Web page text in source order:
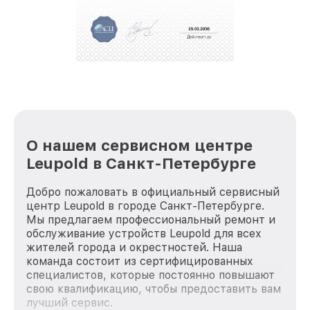
За годы своей деятельности мы получали только
положительные отзывы и обрели отличную
стараемся каждый день делать наш сервис еще
О нашем сервисном центре
Leupold в Санкт-Петербурге
Добро пожаловать в официальный сервисный
центр Leupold в городе Санкт-Петербурге.
Мы предлагаем профессиональный ремонт и
обслуживание устройств Leupold для всех
жителей города и окрестностей. Наша
команда состоит из сертифицированных
специалистов, которые постоянно повышают
свою квалификацию, чтобы предоставить вам
лучший сервис.